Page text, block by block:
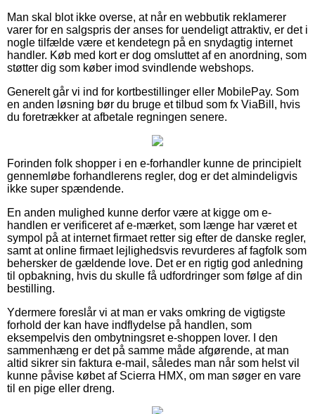
Man skal blot ikke overse, at når en webbutik reklamerer
varer for en salgspris der anses for uendeligt attraktiv, er det i
nogle tilfælde være et kendetegn på en snydagtig internet
handler. Køb med kort er dog omsluttet af en anordning, som
støtter dig som køber imod svindlende webshops.
Generelt går vi ind for kortbestillinger eller MobilePay. Som
en anden løsning bør du bruge et tilbud som fx ViaBill, hvis
du foretrækker at afbetale regningen senere.
Forinden folk shopper i en e-forhandler kunne de principielt
gennemløbe forhandlerens regler, dog er det almindeligvis
ikke super spændende.
En anden mulighed kunne derfor være at kigge om e-
handlen er verificeret af e-mærket, som længe har været et
sympol på at internet firmaet retter sig efter de danske regler,
samt at online firmaet lejlighedsvis revurderes af fagfolk som
behersker de gældende love. Det er en rigtig god anledning
til opbakning, hvis du skulle få udfordringer som følge af din
bestilling.
Ydermere foreslår vi at man er vaks omkring de vigtigste
forhold der kan have indflydelse på handlen, som
eksempelvis den ombytningsret e-shoppen lover. I den
sammenhæng er det på samme måde afgørende, at man
altid sikrer sin faktura e-mail, således man når som helst vil
kunne påvise købet af Scierra HMX, om man søger en vare
til en pige eller dreng.